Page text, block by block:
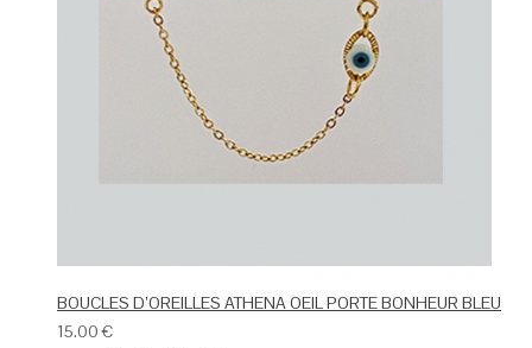
BOUCLES D’OREILLES ATHENA OEIL PORTE BONHEUR BLEU
15.00€